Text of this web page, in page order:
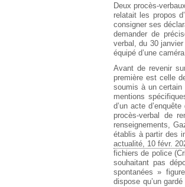
Deux procès-
relatait les propos
consigner ses
demander de
verbal, du 30
équipé d’une
Avant de revenir
première est celle
soumis à un certain
mentions
d’un acte
procès-verbal de
renseignements,
établis à partir des
actualité, 10 févr.
fichiers de police
souhaitant pas
spontanées »
dispose qu’un